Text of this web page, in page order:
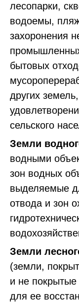
лесопарки,
водоемы,
захоронения
бытовых
других
сельского
Земли
водными
зон водных
выделяемые
отвода и зон
Земли
(земли,
и не
для ее